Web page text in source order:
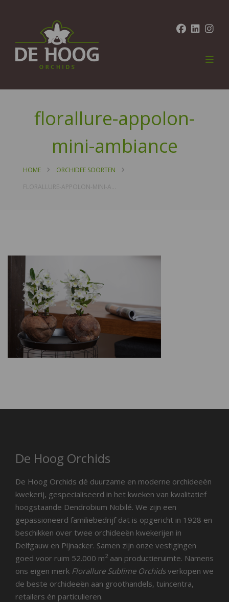
florallure-appolon-
mini-ambiance
HOME
ORCHIDEE SOORTEN
De Hoog Orchids
De Hoog Orchids dé duurzame en moderne orchideeën
kwekerij, gespecialiseerd in het kweken van kwalitatief
hoogstaande Dendrobium Nobilé. We zijn een
gepassioneerd familiebedrijf dat is opgericht in 1928 en
beschikken over twee orchideeën kwekerijen in
Delfgauw en Pijnacker. Samen zijn onze vestigingen
goed voor ruim 52.000 m2 aan productieruimte. Namens
ons eigen merk Florallure Sublime Orchidsverkopen we
de beste orchideeën aan groothandels, tuincentra,
retailers én particulieren.